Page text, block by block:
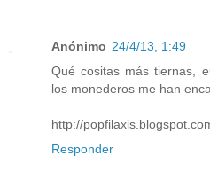
Anónimo 24/4/13, 1:49
Qué cositas más tiernas,
los monederos me han
http://
Responder